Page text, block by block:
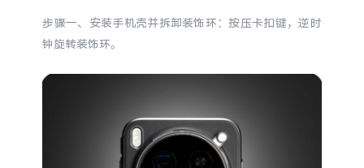
Y500 Pro Y500
步骤一、安装手机壳并拆卸装饰环：按压卡扣键，逆时
钟旋转装饰环。